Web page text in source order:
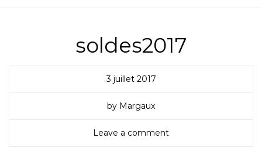
soldes2017
3 juillet 2017
by Margaux
Leave a comment